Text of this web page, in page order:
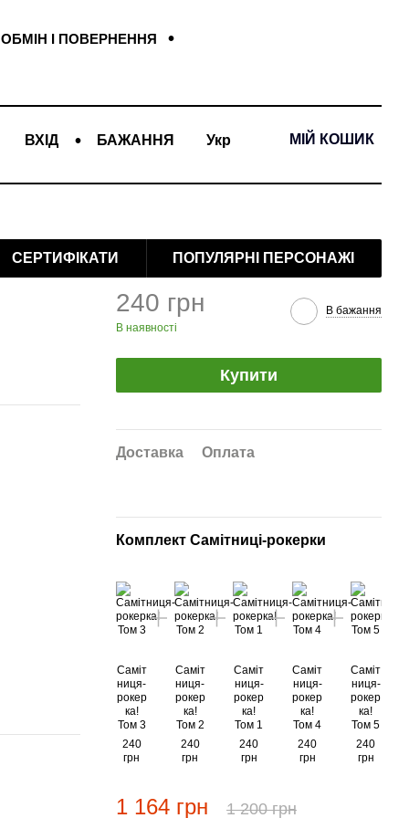
ОБМІН І ПОВЕРНЕННЯ
ВХІД БАЖАННЯ Укр МІЙ КОШИК
СЕРТИФІКАТИ ПОПУЛЯРНІ ПЕРСОНАЖІ
240 грн
В наявності
В бажання
Купити
Доставка Оплата
Комплект Самітниці-рокерки
Саміт
ниця-
рокер
ка!
Том 3
240
грн
Саміт
ниця-
рокер
ка!
Том 2
240
грн
Саміт
ниця-
рокер
ка!
Том 1
240
грн
Саміт
ниця-
рокер
ка!
Том 4
240
грн
Саміт
ниця-
рокер
ка!
Том 5
240
грн
1 164 грн 1 200 грн